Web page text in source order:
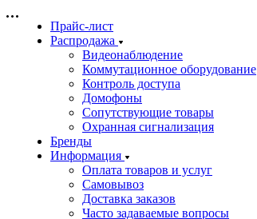
Прайс-лист
Распродажа
Видеонаблюдение
Коммутационное оборудование
Контроль доступа
Домофоны
Сопутствующие товары
Охранная сигнализация
Бренды
Информация
Оплата товаров и услуг
Самовывоз
Доставка заказов
Часто задаваемые вопросы